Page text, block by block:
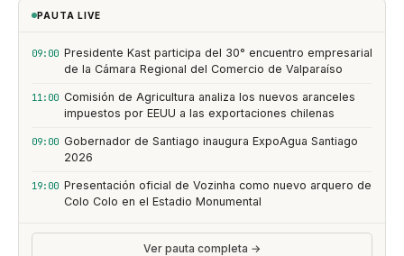
PAUTA LIVE
09:00 Presidente Kast participa del 30° encuentro empresarial
de la Cámara Regional del Comercio de Valparaíso
11:00 Comisión de Agricultura analiza los nuevos aranceles
impuestos por EEUU a las exportaciones chilenas
09:00 Gobernador de Santiago inaugura ExpoAgua Santiago
2026
19:00 Presentación oficial de Vozinha como nuevo arquero de
Colo Colo en el Estadio Monumental
Ver pauta completa →